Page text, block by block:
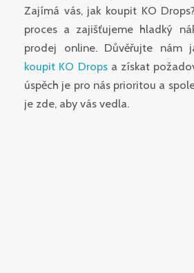
Zajímá vás, jak koupit KO
proces a zajišťujeme hladký
prodej online. Důvěřujte nám
koupit KO Dropsa získat
úspěch je pro nás prioritou a
je zde, aby vás vedla.